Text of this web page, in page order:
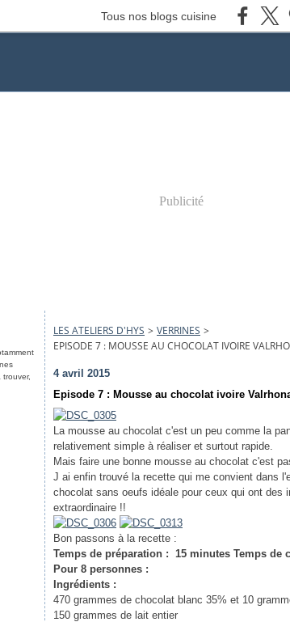
Tous nos blogs cuisine
Publicité
LES ATELIERS D'HYS > VERRINES >
EPISODE 7 : MOUSSE AU CHOCOLAT IVOIRE
4 avril 2015
Episode 7 : Mousse au chocolat ivoire
La mousse au chocolat c'est un peu comme la
relativement simple à réaliser et surtout rapide.
Mais faire une bonne mousse au chocolat c'est
J ai enfin trouvé la recette qui me convient dans
chocolat sans oeufs idéale pour ceux qui ont des
extraordinaire !!
Bon passons à la recette :
Temps de préparation : 15 minutes Temps de
Pour 8 personnes :
Ingrédients :
470 grammes de chocolat blanc 35% et 10
150 grammes de lait entier